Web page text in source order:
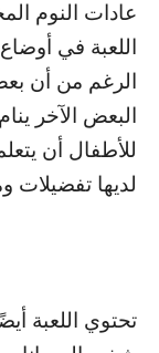
عادات النوم
اللعبة في
الرغم من أن
البعض الآخر
للأطفال أن
لديها تفضيلات
تحتوي اللعبة